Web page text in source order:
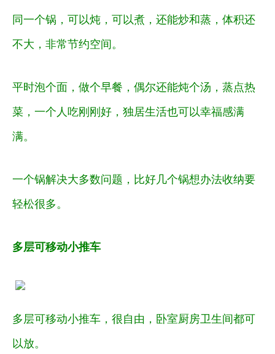
同一个锅，可以炖，可以煮，还能炒和蒸，体积还
不大，非常节约空间。
平时泡个面，做个早餐，偶尔还能炖个汤，蒸点热
菜，一个人吃刚刚好，独居生活也可以幸福感满
满。
一个锅解决大多数问题，比好几个锅想办法收纳要
轻松很多。
多层可移动小推车
多层可移动小推车，很自由，卧室厨房卫生间都可
以放。